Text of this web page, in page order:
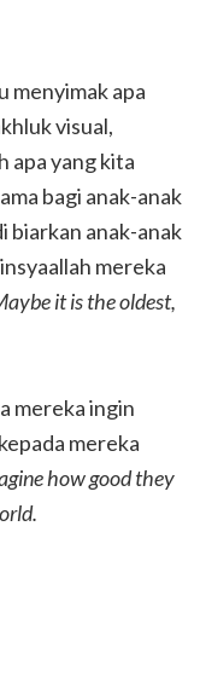
menyimak apa
visual,
apa yang kita
bagi anak-anak
biarkan anak-anak
mereka
it is the oldest,
mereka ingin
mereka
how good they